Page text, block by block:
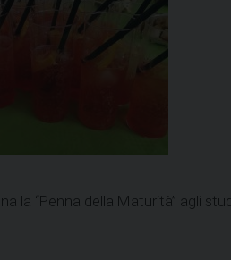
la “Penna della Maturità” agli